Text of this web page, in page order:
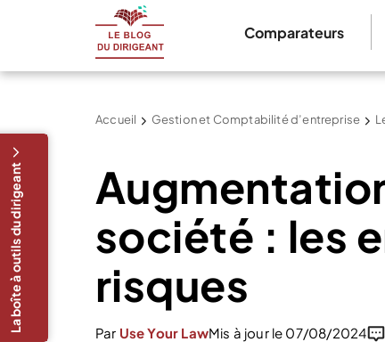
Comparateurs
Accueil Gestion et Comptabilité d’entreprise
société : les
risques
Par Use Your LawMis à jour le 07/08/2024
La boîte à outils du dirigeant